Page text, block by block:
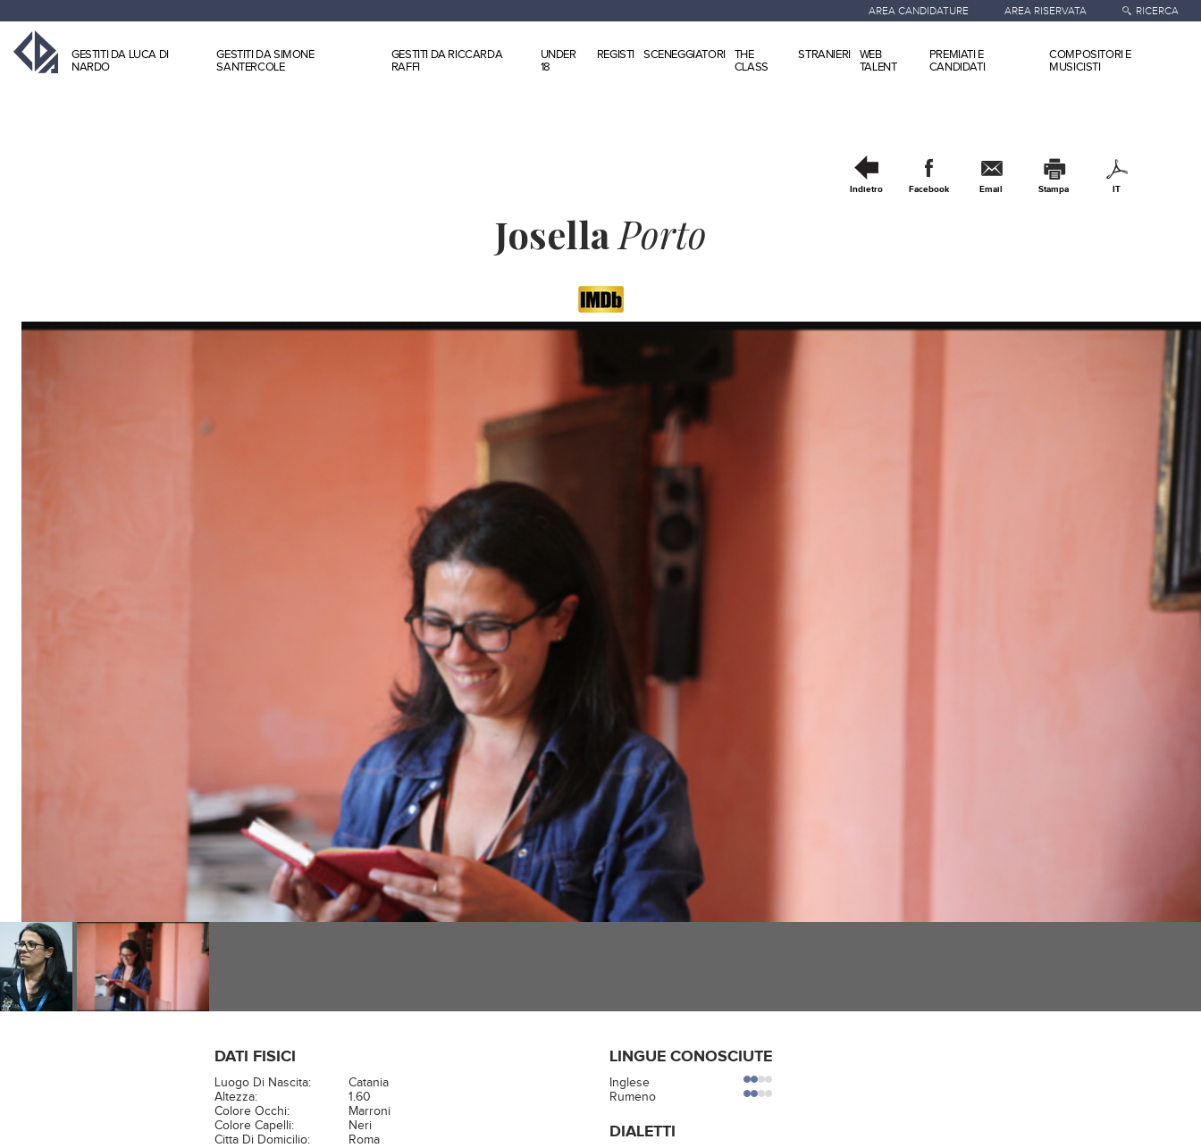
AREA CANDIDATURE AREA RISERVATA RICERCA
GESTITI DA LUCA DI
NARDO
GESTITI DA SIMONE
SANTERCOLE
GESTITI DA RICCARDA
RAFFI
UNDER
18
REGISTI SCENEGGIATORI
THE
CLASS
STRANIERI
WEB
TALENT
PREMIATI E
CANDIDATI
COMPOSITORI E
MUSICISTI
Indietro Facebook Email Stampa IT
JosellaPorto
DATI FISICI
Luogo Di Nascita:
Catania
Altezza:
1.60
Colore Occhi:
Marroni
Colore Capelli:
Neri
Citta Di Domicilio:
Roma
LINGUE CONOSCIUTE
Inglese
Rumeno
DIALETTI